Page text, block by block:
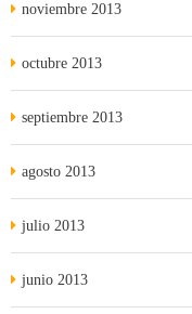
noviembre 2013
octubre 2013
septiembre 2013
agosto 2013
julio 2013
junio 2013